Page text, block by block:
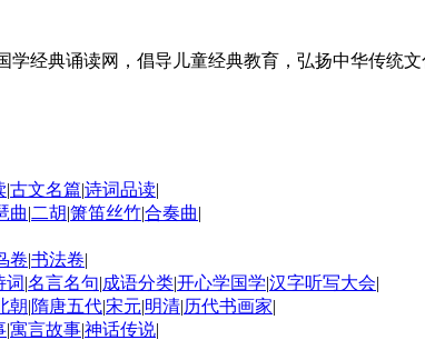
经典诵读网，倡导儿童经典教育，弘扬中华传统文
|古文名篇|诗词品读|
曲|二胡|箫笛丝竹|合奏曲|
卷|书法卷|
词|名言名句|成语分类|开心学国学|汉字听写大会|
朝|隋唐五代|宋元|明清|历代书画家|
|寓言故事|神话传说|